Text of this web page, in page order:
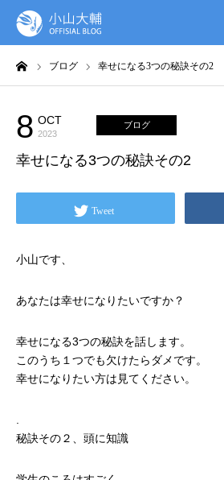
ブログ 幸せになる3つの秘訣その2
8 OCT
2023
ブログ
幸せになる3つの秘訣その2
Tweet
小山です、
あなたは幸せになりたいですか？
幸せになる3つの秘訣を話します。
このうち１つでも欠けたらダメです。
幸せになりたい方は見てください。
秘訣その２、頭に知識
UTAGE(ウタゲ)
お申し込み特典
ウタゲシステムラボ
無料ガイドブック
オンシク本
プロフィール